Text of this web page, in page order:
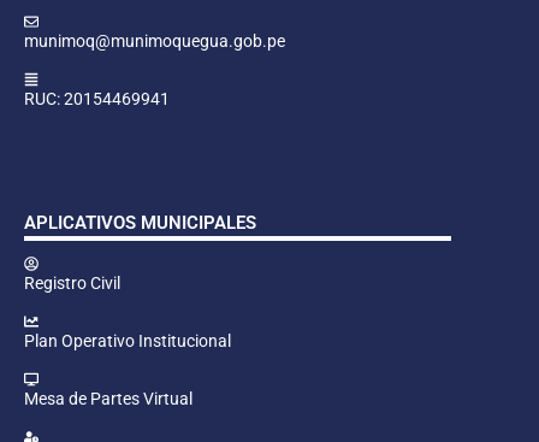
munimoq@munimoquegua.gob.pe
RUC: 20154469941
APLICATIVOS MUNICIPALES
Registro Civil
Plan Operativo Institucional
Mesa de Partes Virtual